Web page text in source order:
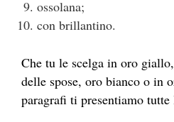
ossolana;
con brillantino.
Che tu le scelga in oro
delle spose, oro bianco o in
paragrafi ti presentiamo